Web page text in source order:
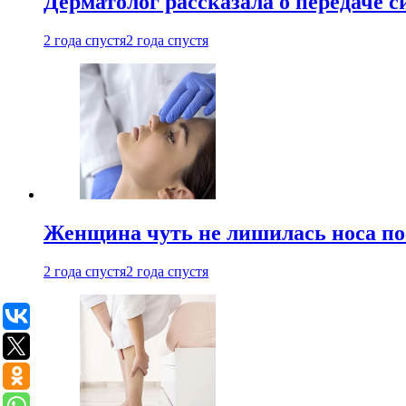
2 года спустя2 года спустя
Женщина чуть не лишилась носа
2 года спустя2 года спустя